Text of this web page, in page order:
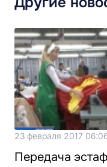
23 февраля 2017
Передача